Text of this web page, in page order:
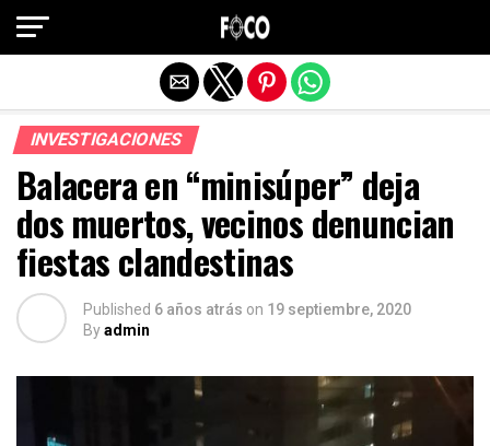
INVESTIGACIONES
Balacera en “minisúper” deja
dos muertos, vecinos denuncian
fiestas clandestinas
Published 6 años atrás on 19 septiembre, 2020
Byadmin
Salir de la versión móvil